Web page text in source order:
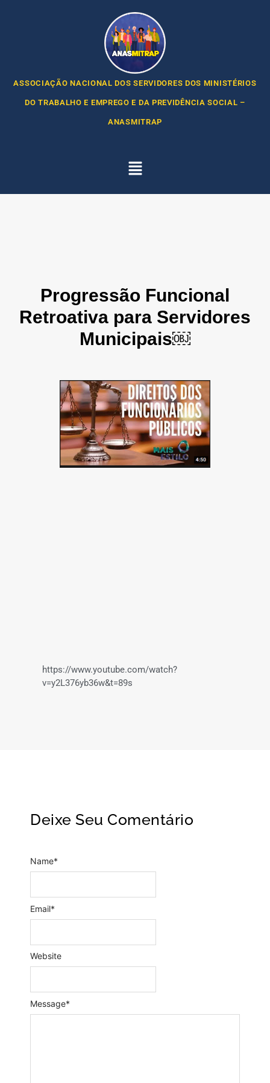
ASSOCIAÇÃO NACIONAL DOS SERVIDORES DOS MINISTÉRIOS
DO TRABALHO E EMPREGO E DA PREVIDÊNCIA SOCIAL –
ANASMITRAP
Progressão Funcional
Retroativa para Servidores
Municipais￼
https://www.youtube.com/watch?
v=y2L376yb36w&t=89s
Deixe Seu Comentário
Message*
Name*
Email*
Website